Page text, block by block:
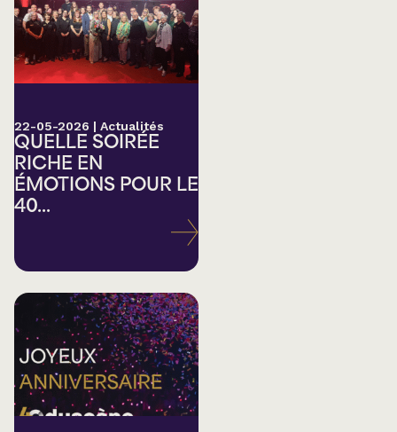
22-05-2026 | Actualités
QUELLE SOIRÉE
RICHE EN
ÉMOTIONS POUR LE
40...